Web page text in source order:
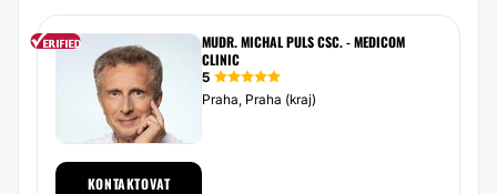
MUDR. MICHAL PULS CSC. - MEDICOM
CLINIC
5
Praha, Praha (kraj)
KONTAKTOVAT